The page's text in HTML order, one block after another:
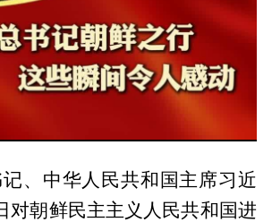
、中华人民共和国主席习近
对朝鲜民主主义人民共和国进